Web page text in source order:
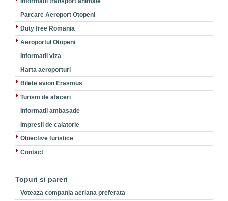
Parcare Aeroport Otopeni
Duty free Romania
Aeroportul Otopeni
Informatii viza
Harta aeroporturi
Bilete avion Erasmus
Turism de afaceri
Informatii ambasade
Impresii de calatorie
Obiective turistice
Contact
Topuri si pareri
Voteaza compania aeriana preferata